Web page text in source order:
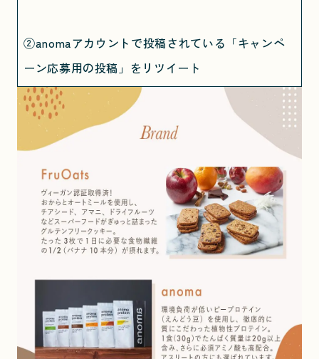
②anomaアカウントで投稿されている「キャンペ
ーン応募用の投稿」をリツイート